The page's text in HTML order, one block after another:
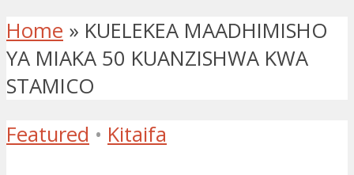
Home » KUELEKEA MAADHIMISHO
YA MIAKA 50 KUANZISHWA KWA
STAMICO
Featured • Kitaifa